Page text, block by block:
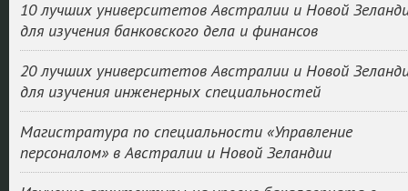
10 лучших университетов Австралии и Новой
для изучения банковского дела и финансов
20 лучших университетов Австралии и Новой
для изучения инженерных специальностей
Магистратура по специальности «Управление
персоналом» в Австралии и Новой Зеландии